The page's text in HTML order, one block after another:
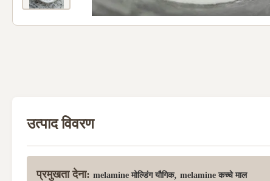
उत्पाद विवरण
प्रमुखता देना: melamine मोल्डिंग यौगिक, melamine कच्चे माल